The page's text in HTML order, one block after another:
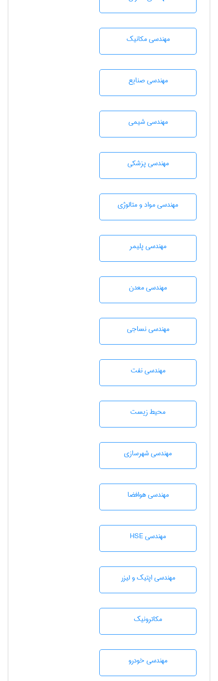
مهندسی مکانیک
مهندسی صنايع
مهندسي شيمی
مهندسی پزشکی
مهندسی مواد و متالوژی
مهندسی پليمر
مهندسی معدن
مهندسي نساجی
مهندسی نفت
محيط زيست
مهندسی شهرسازی
مهندسی هوافضا
مهندسی HSE
مهندسی اپتیک و لیزر
مکاترونیک
مهندسی خودرو